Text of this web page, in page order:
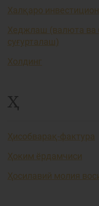
Халқаро
Хеджлаш (валюта ва
суғурталаш)
Холдинг
Ҳ
Ҳисобварақ-фактура
Ҳоким ёрдамчиси
Ҳосилавий молия